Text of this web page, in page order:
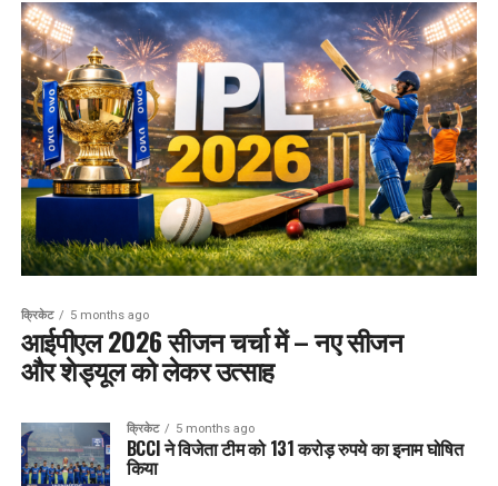
क्रिकेट 5 months ago
आईपीएल 2026 सीजन चर्चा में – नए सीजन
और शेड्यूल को लेकर उत्साह
क्रिकेट 5 months ago
BCCI ने विजेता टीम को 131 करोड़ रुपये का इनाम घोषित
किया